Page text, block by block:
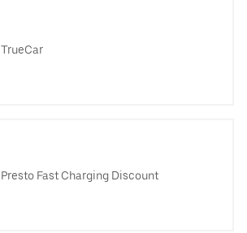
TrueCar
Presto Fast Charging Discount